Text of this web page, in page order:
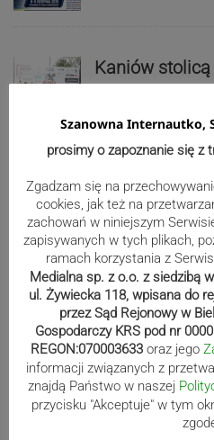
Kaniów
Europy
Nakamura z
klasyfikację
Reklama
Szanowna Internautko,
prosimy o zapoznanie się z
Zgadzam się na
cookies, jak też na
zachowań w niniejszym
zapisywanych w tych plikach,
ramach korzystania z
Medialna sp. z o.o. z siedzibą
ul. Żywiecka 118, wpisana do
przez Sąd Rejonowy w
Gospodarczy KRS pod nr
REGON:070003633 oraz jego
informacji związanych z
znajdą Państwo w naszej
przycisku "Akceptuje" w tym